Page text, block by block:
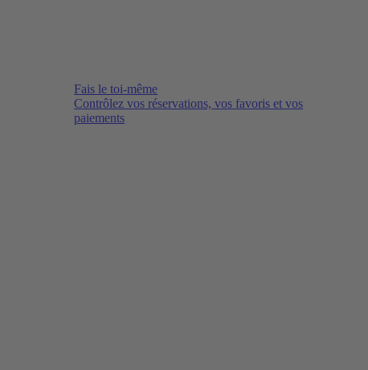
Fais le toi-même
Contrôlez vos réservations, vos favoris et vos
paiements